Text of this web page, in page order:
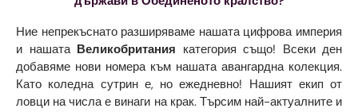
Ние непрекъснато разширяваме нашата цифрова империя
и нашата Великобритания категория също! Всеки ден
добавяме нови номера към нашата авангардна колекция.
Като коледна сутрин е, но ежедневно! Нашият екип от
ловци на числа е винаги на крак. Търсим най-актуалните и